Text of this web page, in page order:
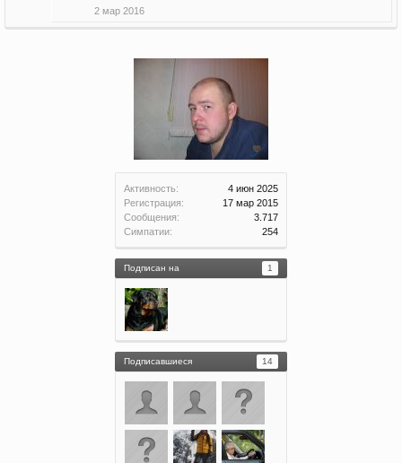
Активность:
4 июн 2025
Регистрация:
17 мар 2015
Сообщения:
3.717
Симпатии:
254
Подписан на 1
Подписавшиеся 14
2 мар 2016